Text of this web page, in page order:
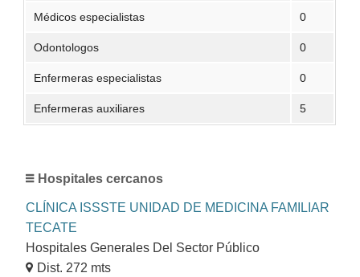
Médicos especialistas 0
Odontologos 0
Enfermeras especialistas 0
Enfermeras auxiliares 5
Hospitales cercanos
CLÍNICA ISSSTE UNIDAD DE MEDICINA FAMILIAR
TECATE
Hospitales Generales Del Sector Público
Dist. 272 mts